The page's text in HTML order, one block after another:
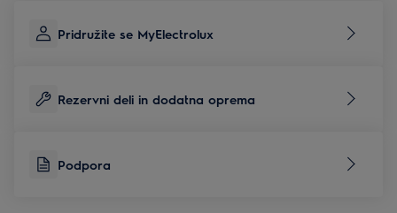
Pridružite se MyElectrolux
Rezervni deli in dodatna oprema
Podpora